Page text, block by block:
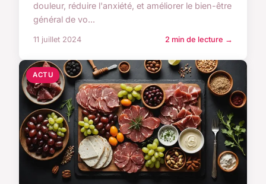
douleur, réduire l'anxiété, et améliorer le bien-être
général de vo...
11 juillet 2024 2 min de lecture →
ACTU